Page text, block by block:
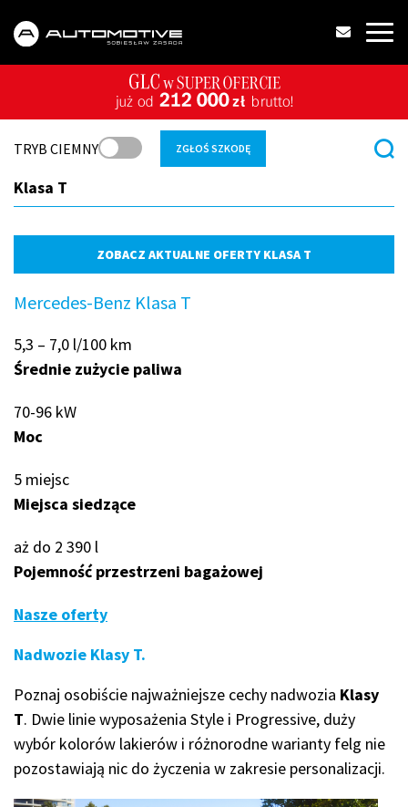
TRYB CIEMNY ZGŁOŚ SZKODĘ
Klasa T
ZOBACZ AKTUALNE OFERTY KLASA T
Mercedes-Benz Klasa T
5,3 – 7,0 l/100 km
Średnie zużycie paliwa
70-96 kW
Moc
5 miejsc
Miejsca siedzące
aż do 2 390 l
Pojemność przestrzeni bagażowej
Nasze oferty
Nadwozie Klasy T.
Poznaj osobiście najważniejsze cechy nadwozia Klasy
T. Dwie linie wyposażenia Style i Progressive, duży
wybór kolorów lakierów i różnorodne warianty felg nie
pozostawiają nic do życzenia w zakresie personalizacji.